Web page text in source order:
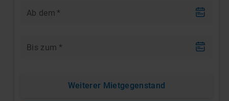
Ab dem *
Bis zum *
Weiterer Mietgegenstand